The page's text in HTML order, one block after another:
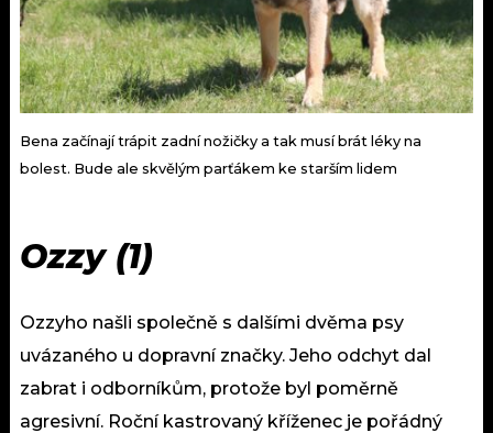
Bena začínají trápit zadní nožičky a tak musí brát léky na
bolest. Bude ale skvělým parťákem ke starším lidem
Ozzy (1)
Ozzyho našli společně s dalšími dvěma psy
uvázaného u dopravní značky. Jeho odchyt dal
zabrat i odborníkům, protože byl poměrně
agresivní. Roční kastrovaný kříženec je pořádný